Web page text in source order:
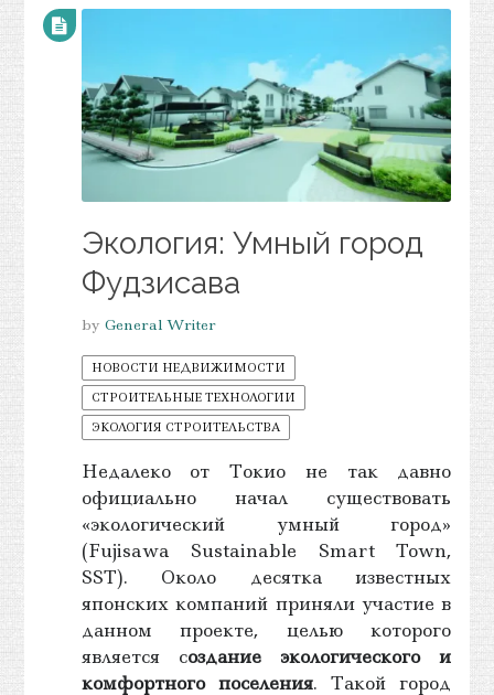
Экология: Умный город
Фудзисава
by General Writer
НОВОСТИ НЕДВИЖИМОСТИ
СТРОИТЕЛЬНЫЕ ТЕХНОЛОГИИ
ЭКОЛОГИЯ СТРОИТЕЛЬСТВА
Недалеко от Токио не так давно
официально начал существовать
«экологический умный город»
(Fujisawa Sustainable Smart Town,
SST). Около десятка известных
японских компаний приняли участие в
данном проекте, целью которого
является создание экологического и
комфортного поселения. Такой город